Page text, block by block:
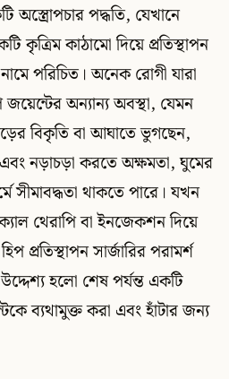
অস্ত্রোপচার পদ্ধতি, যেখানে
কৃত্রিম কাঠামো দিয়ে প্রতিস্থাপন
পরিচিত। অনেক রোগী যারা
অন্যান্য অবস্থা, যেমন
বিকৃতি বা আঘাতে ভুগছেন,
এবং নড়াচড়া করতে অক্ষমতা, ঘুমের
সীমাবদ্ধতা থাকতে পারে। যখন
থেরাপি বা ইনজেকশন দিয়ে
প্রতিস্থাপন সার্জারির পরামর্শ
হলো শেষ পর্যন্ত একটি
ব্যথামুক্ত করা এবং হাঁটার জন্য